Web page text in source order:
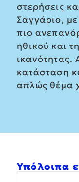
στερήσεις
Σαγγάριο,
πιο
ηθικού και
ικανότητας.
κατάσταση
απλώς θέμα
Υπόλοιπα